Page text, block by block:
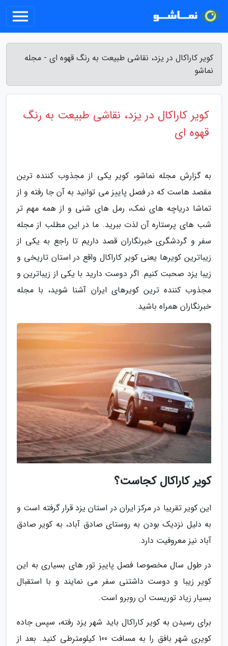
کویر کاراکال در یزد، نقاشی طبیعت به رنگ قهوه ای - مجله
نماشو
کویر کاراکال در یزد، نقاشی طبیعت به رنگ
قهوه ای
به گزارش مجله نماشو، کویر یکی از مجذوب کننده ترین
مقصد هاست که در فصل پاییز می توانید به آن جا رفته و از
تماشا دریاچه های نمک، رمل های شنی و از همه مهم تر
شب های پرستاره آن لذت ببرید. ما در این مطلب از مجله
سفر و گردشگری خبرنگاران قصد داریم تا راجع به یکی از
زیباترین کویرها یعنی کویر کاراکال واقع در استان تاریخی و
زیبا یزد صحبت کنیم. اگر دوست دارید با یکی از زیباترین و
مجذوب کننده ترین کویرهای ایران آشنا شوید، با مجله
خبرنگاران همراه باشید.
کویر کاراکال کجاست؟
این کویر تقریبا در مرکز ایران در استان یزد قرار گرفته است و
به دلیل نزدیک بودن به روستای صادق آباد، به کویر صادق
آباد نیز معروفیت دارد.
در طول سال مخصوصا فصل پاییز تور های بسیاری به این
کویر زیبا و دوست داشتنی سفر می نمایند و با استقبال
بسیار زیاد توریست ان روبرو است.
برای رسیدن به کویر کاراکال باید شهر یزد رفته، سپس جاده
کویری شهر بافق را به مسافت 100 کیلومترطی کنید. بعد از